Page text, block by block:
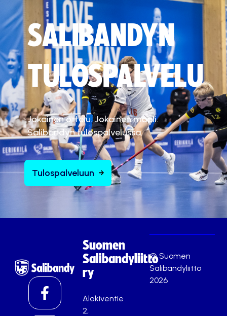
SALIBANDYN
TULOSPALVELU
Jokainen ottelu. Jokainen maali.
Salibandyn tulospalvelussa.
Tulospalveluun
Suomen
Salibandyliitto
ry
Alakiventie
2,
© Suomen
Salibandyliitto
2026